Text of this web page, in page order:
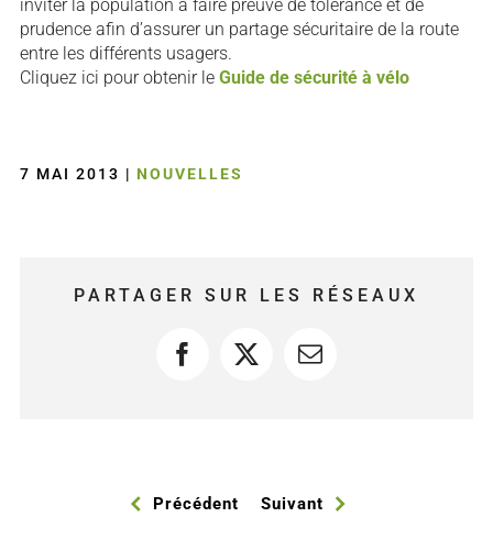
inviter la population à faire preuve de tolérance et de
prudence afin d’assurer un partage sécuritaire de la route
entre les différents usagers.
Cliquez ici pour obtenir le Guide de sécurité à vélo
7 MAI 2013 | NOUVELLES
PARTAGER SUR LES RÉSEAUX
Facebook
X Courriel
Précédent Suivant